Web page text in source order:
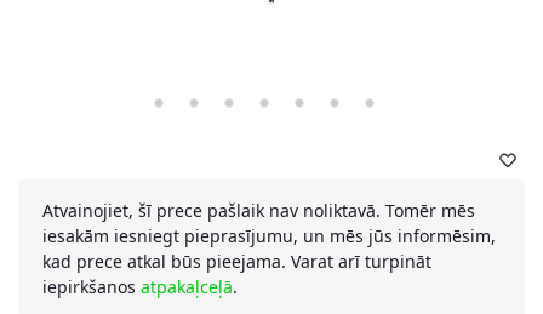
Atvainojiet, šī prece pašlaik nav noliktavā. Tomēr mēs
iesakām iesniegt pieprasījumu, un mēs jūs informēsim,
kad prece atkal būs pieejama. Varat arī turpināt
iepirkšanos atpakaļceļā.